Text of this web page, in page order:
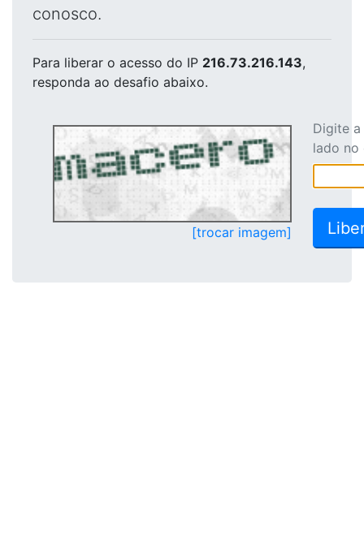
conosco.
Para liberar o acesso do IP 216.73.216.143,
responda ao desafio abaixo.
[trocar imagem]
Digite
lado no